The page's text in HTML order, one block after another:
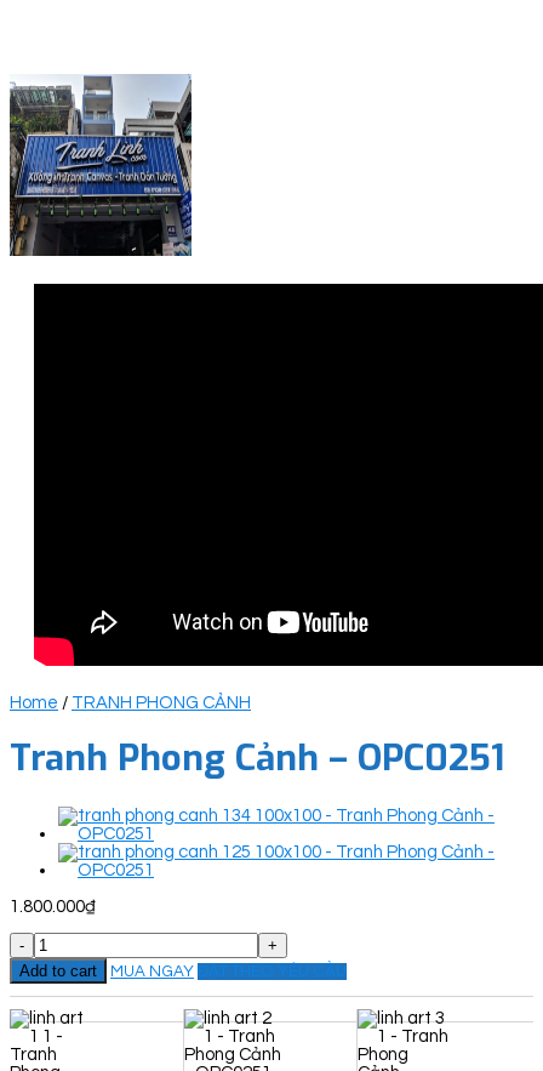
Home / TRANH PHONG CẢNH
Tranh Phong Cảnh – OPC0251
1.800.000₫
Tranh
Phong
Cảnh
-
OPC0251
quantity
Add to cart MUA NGAY ĐẶT THEO YÊU CẦU